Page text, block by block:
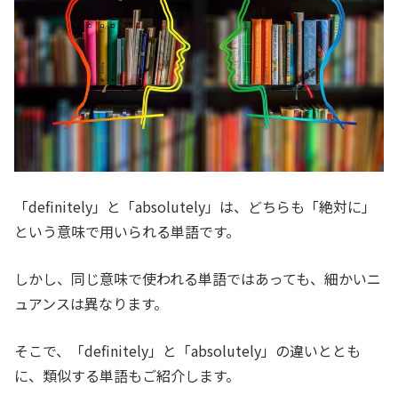
「definitely」と「absolutely」は、どちらも「絶対に」
という意味で用いられる単語です。
しかし、同じ意味で使われる単語ではあっても、細かいニ
ュアンスは異なります。
そこで、「definitely」と「absolutely」の違いととも
に、類似する単語もご紹介します。